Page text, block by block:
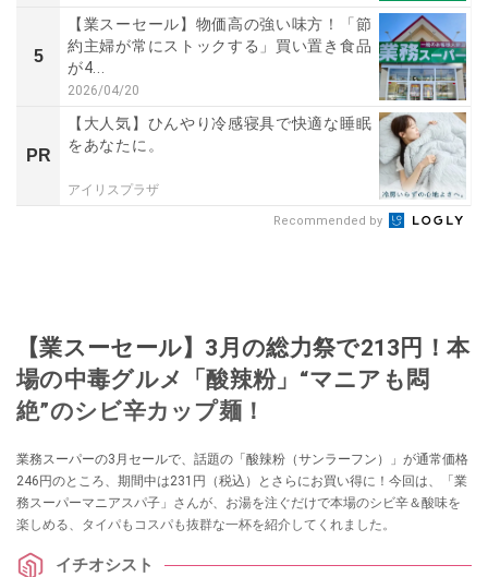
5
【業スーセール】物価高の強い味方！「節
約主婦が常にストックする」買い置き食品
が4...
2026/04/20
PR
【大人気】ひんやり冷感寝具で快適な睡眠
をあなたに。
アイリスプラザ
Recommended by
【業スーセール】3月の総力祭で213円！本
場の中毒グルメ「酸辣粉」“マニアも悶
絶”のシビ辛カップ麺！
業務スーパーの3月セールで、話題の「酸辣粉（サンラーフン）」が通常価格
246円のところ、期間中は231円（税込）とさらにお買い得に！今回は、「業
務スーパーマニアスパ子」さんが、お湯を注ぐだけで本場のシビ辛＆酸味を
楽しめる、タイパもコスパも抜群な一杯を紹介してくれました。
イチオシスト